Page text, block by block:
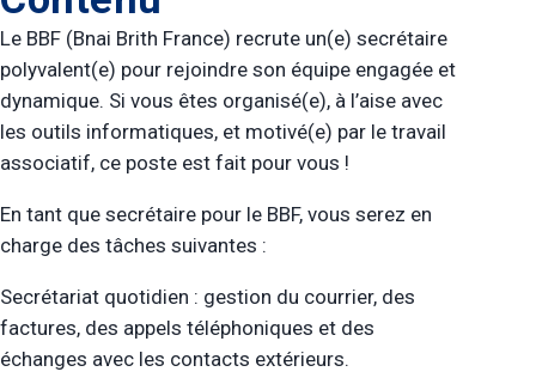
Le BBF (Bnai Brith France) recrute un(e) secrétaire
polyvalent(e) pour rejoindre son équipe engagée et
dynamique. Si vous êtes organisé(e), à l’aise avec
les outils informatiques, et motivé(e) par le travail
associatif, ce poste est fait pour vous !
En tant que secrétaire pour le BBF, vous serez en
charge des tâches suivantes :
Secrétariat quotidien : gestion du courrier, des
factures, des appels téléphoniques et des
échanges avec les contacts extérieurs.